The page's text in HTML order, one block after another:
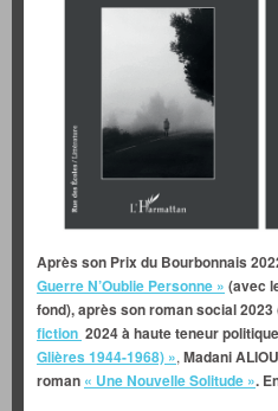
Après son Prix du Bourbonnais
Guerre N’Oublie Personne » (avec
fond), après son roman social 2023
fiction 2024 à haute teneur politique
Glières 1944-1968) », Madani
roman « Une Nouvelle Solitude ».